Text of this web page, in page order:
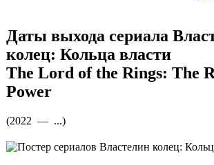
Даты выхода сериала
колец: Кольца власти
The Lord of the Rings: The
Power
(2022 — ...)